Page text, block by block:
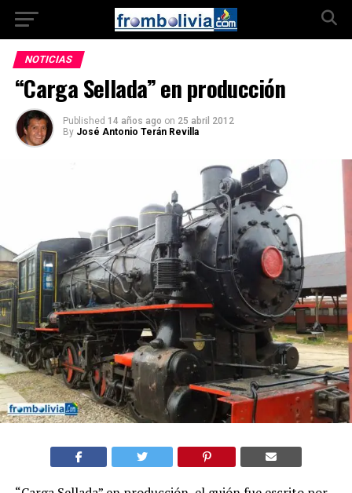
NOTICIAS
“Carga Sellada” en producción
Published 14 años ago on 25 abril 2012
By José Antonio Terán Revilla